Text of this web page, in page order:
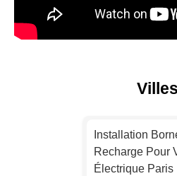
Villes
Installation
Recharge Pour
Électrique Paris